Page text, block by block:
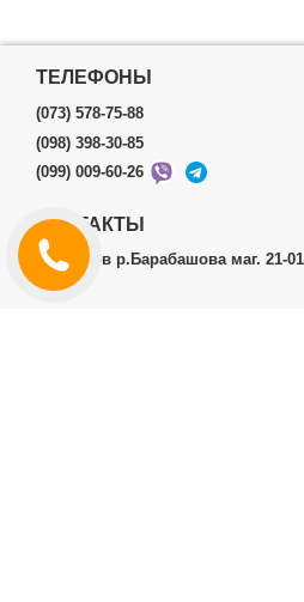
ТЕЛЕФОНЫ
(073) 578-75-88
(098) 398-30-85
(099) 009-60-26
КОНТАКТЫ
г.Харьков р.Барабашова маг. 21-